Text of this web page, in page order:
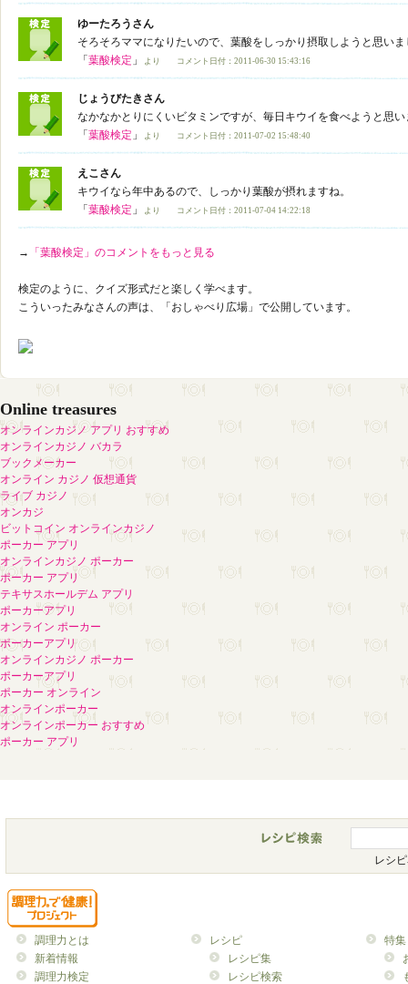
ゆーたろうさん
そろそろママになりたいので、葉酸をしっかり摂取しようと思いま
「 葉酸検定 」 より コメント日付：2011-06-30 15:43:16
じょうびたきさん
なかなかとりにくいビタミンですが、毎日キウイを食べようと思い
「 葉酸検定 」 より コメント日付：2011-07-02 15:48:40
えこさん
キウイなら年中あるので、しっかり葉酸が摂れますね。
「 葉酸検定 」 より コメント日付：2011-07-04 14:22:18
→ 「葉酸検定」のコメントをもっと見る
検定のように、クイズ形式だと楽しく学べます。
こういったみなさんの声は、「おしゃべり広場」で公開しています。
Online treasures
オンラインカジノ アプリ おすすめ
オンラインカジノ バカラ
ブックメーカー
オンライン カジノ 仮想通貨
ライブ カジノ
オンカジ
ビットコイン オンラインカジノ
ポーカー アプリ
オンラインカジノ ポーカー
ポーカー アプリ
テキサスホールデム アプリ
ポーカーアプリ
オンライン ポーカー
ポーカーアプリ
オンラインカジノ ポーカー
ポーカーアプリ
ポーカー オンライン
オンラインポーカー
オンラインポーカー おすすめ
ポーカー アプリ
レシ
調理力とは
新着情報
調理力検定
レシピ
レシピ集
レシピ検索
特集